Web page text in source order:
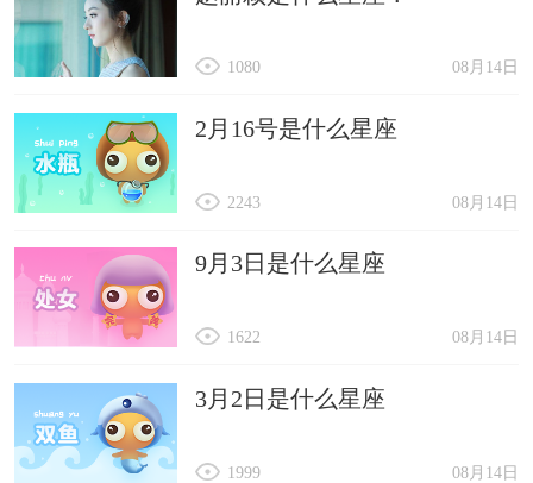
08月14日
1080
2月16号是什么星座
08月14日
2243
9月3日是什么星座
08月14日
1622
3月2日是什么星座
08月14日
1999